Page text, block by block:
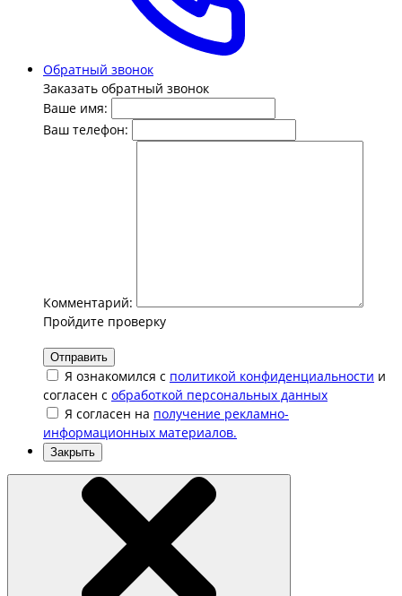
Обратный звонок
Заказать обратный звонок
Ваше имя:
Ваш телефон:
Комментарий:
Пройдите проверку
Отправить
Я ознакомился с политикой конфиденциальности и
согласен с обработкой персональных данных
Я согласен на получение рекламно-
информационных материалов.
Закрыть